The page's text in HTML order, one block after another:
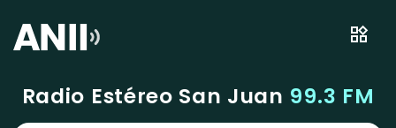
Radio Estéreo San Juan 99.3 FM